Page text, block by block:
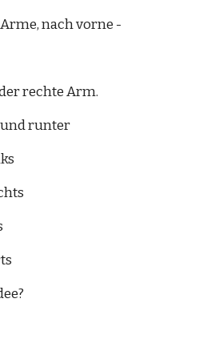
nach vorne -
rechte Arm.
runter